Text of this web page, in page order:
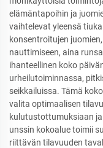
elämäntapoihin ja
vaihtelevat yleensä
konsentroitujen
nauttimiseen, aina
ihanteellinen koko
urheilutoiminnassa,
seikkailuissa. Tämä
valita optimaalisen
kulutustottumuksiaan
unssin kokoalue toimii
riittävän tilavuuden